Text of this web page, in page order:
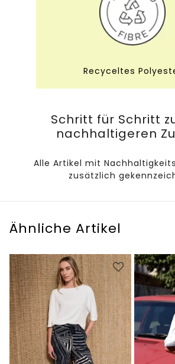
Recyceltes
Schritt für Schritt
nachhaltigeren
Alle Artikel mit
zusätzlich
Ähnliche Artikel